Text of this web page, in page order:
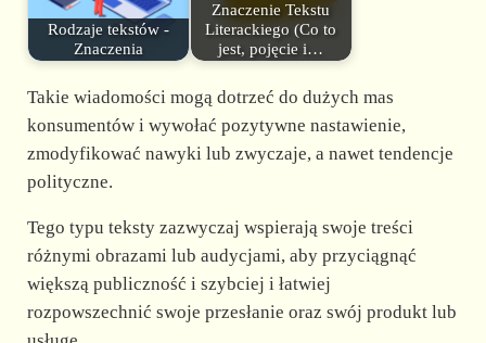
Rodzaje tekstów -
Znaczenia
Znaczenie Tekstu
Literackiego (Co to
jest, pojęcie i…
Takie wiadomości mogą dotrzeć do dużych mas
konsumentów i wywołać pozytywne nastawienie,
zmodyfikować nawyki lub zwyczaje, a nawet tendencje
polityczne.
Tego typu teksty zazwyczaj wspierają swoje treści
różnymi obrazami lub audycjami, aby przyciągnąć
większą publiczność i szybciej i łatwiej
rozpowszechnić swoje przesłanie oraz swój produkt lub